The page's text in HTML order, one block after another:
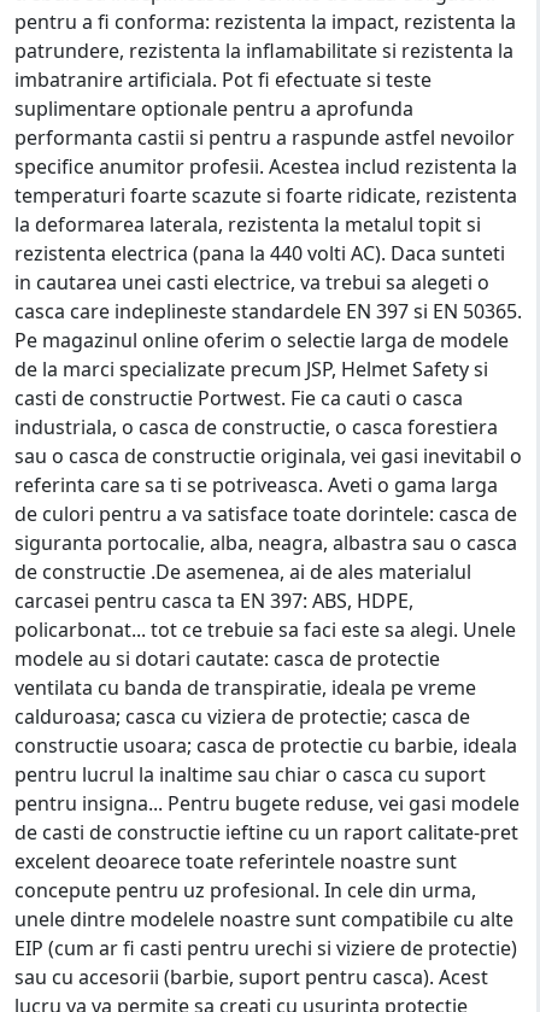
pentru a fi conforma: rezistenta la impact, rezistenta la
patrundere, rezistenta la inflamabilitate si rezistenta la
imbatranire artificiala. Pot fi efectuate si teste
suplimentare optionale pentru a aprofunda
performanta castii si pentru a raspunde astfel nevoilor
specifice anumitor profesii. Acestea includ rezistenta la
temperaturi foarte scazute si foarte ridicate, rezistenta
la deformarea laterala, rezistenta la metalul topit si
rezistenta electrica (pana la 440 volti AC). Daca sunteti
in cautarea unei casti electrice, va trebui sa alegeti o
casca care indeplineste standardele EN 397 si EN 50365.
Pe magazinul online oferim o selectie larga de modele
de la marci specializate precum JSP, Helmet Safety si
casti de constructie Portwest. Fie ca cauti o casca
industriala, o casca de constructie, o casca forestiera
sau o casca de constructie originala, vei gasi inevitabil o
referinta care sa ti se potriveasca. Aveti o gama larga
de culori pentru a va satisface toate dorintele: casca de
siguranta portocalie, alba, neagra, albastra sau o casca
de constructie .De asemenea, ai de ales materialul
carcasei pentru casca ta EN 397: ABS, HDPE,
policarbonat... tot ce trebuie sa faci este sa alegi. Unele
modele au si dotari cautate: casca de protectie
ventilata cu banda de transpiratie, ideala pe vreme
calduroasa; casca cu viziera de protectie; casca de
constructie usoara; casca de protectie cu barbie, ideala
pentru lucrul la inaltime sau chiar o casca cu suport
pentru insigna... Pentru bugete reduse, vei gasi modele
de casti de constructie ieftine cu un raport calitate-pret
excelent deoarece toate referintele noastre sunt
concepute pentru uz profesional. In cele din urma,
unele dintre modelele noastre sunt compatibile cu alte
EIP (cum ar fi casti pentru urechi si viziere de protectie)
sau cu accesorii (barbie, suport pentru casca). Acest
lucru va va permite sa creati cu usurinta protectie